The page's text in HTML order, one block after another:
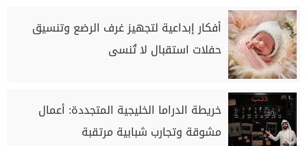
أفكار إبداعية لتجهيز غرف الرضع وتنسيق
حفلات استقبال لا تُنسى
خريطة الدراما الخليجية المتجددة: أعمال
مشوقة وتجارب شبابية مرتقبة